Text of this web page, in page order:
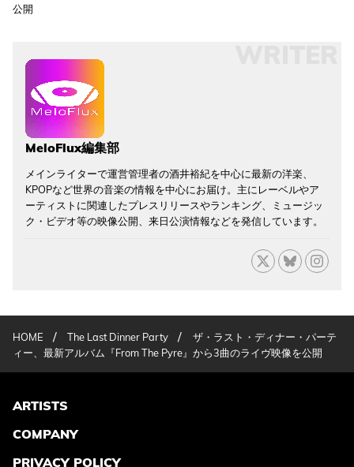
公開
MeloFlux編集部
メインライターで運営管理者の酒井裕紀を中心に最新の洋楽、
KPOPなど世界の音楽の情報を中心にお届け。主にレーベルやア
ーティストに関連したプレスリリースやランキング、ミュージッ
ク・ビデオ等の映像公開、来日公演情報などを発信しています。
HOME / The Last Dinner Party /
ザ・ラスト・ディナー・パーテ
ィー、最新アルバム『From The Pyre』から3曲のライヴ映像を公開
ARTISTS
COMPANY
PRIVACY POLICY